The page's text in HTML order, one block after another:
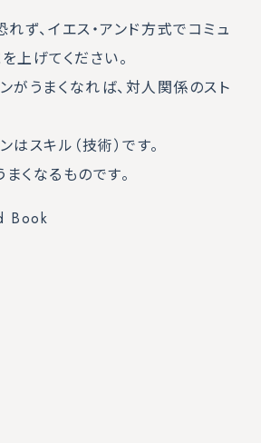
ず、イエス・アンド方式でコミュ
上げてください。
がうまくなれば、対人関係のスト
はスキル（技術）です。
くなるものです。
Book